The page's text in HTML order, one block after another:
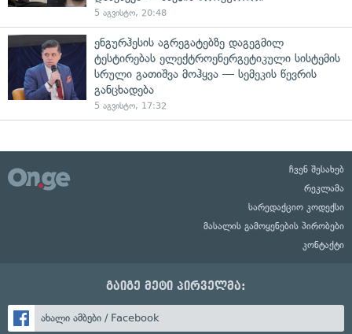
5 აგვისტო, 20:48
ენგურჰესის აგრეგატებზე დაგეგმილ
ტესტირებას ელექტროენერგეტიკული სისტემის
სრული გათიშვა მოჰყვა — სემეკის წევრის
განცხადება
5 აგვისტო, 17:32
ჩვენ შესახებ
რეკლამა
სარედაქციო კოდექსი
მასალის გამოყენების პირობები
კონტაქტი
გაიგე მეტი პირველმა:
ახალი ამბები / Facebook